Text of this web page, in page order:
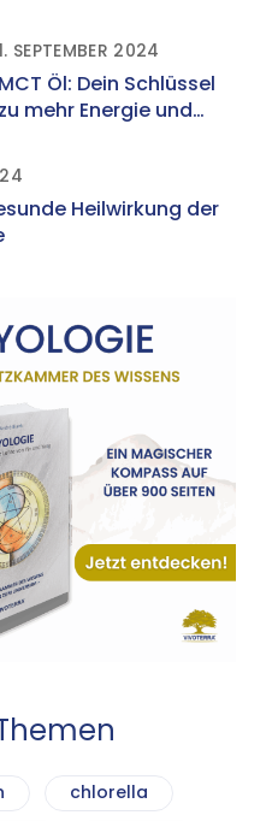
MCT Öl: Dein Schlüssel
zu mehr Energie und
SEPTEMBER 2024
Heilwirkung der
chlorella